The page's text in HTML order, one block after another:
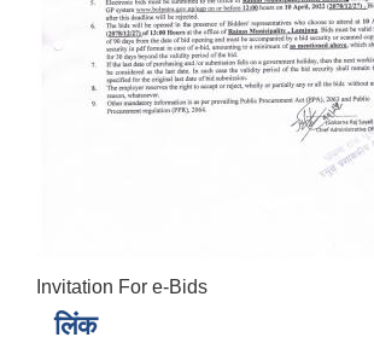
Invitation For e-Bids
लिंक